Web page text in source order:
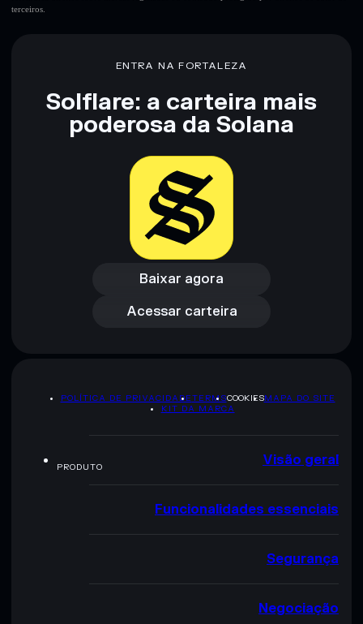
Aviso legal: Esta informação é apenas para fins educativos e
terceiros.
ENTRA NA FORTALEZA
Solflare: a carteira mais
poderosa da Solana
Baixar agora
Baixar agora
Acessar carteira
Acessar carteira
POLÍTICA DE PRIVACIDADETERMSCOOKIESMAPA DO SITE
KIT DA MARCA
PRODUTO Visão geral
Funcionalidades essenciais
Segurança
Negociação